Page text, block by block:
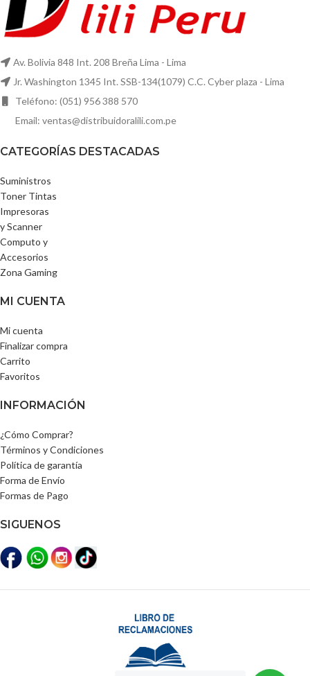
Av. Bolivia 848 Int. 208 Breña Lima - Lima
Jr. Washington 1345 Int. SSB-134(1079) C.C. Cyber plaza - Lima
Teléfono: (051) 956 388 570
Email: ventas@distribuidoralili.com.pe
CATEGORÍAS DESTACADAS
Suministros
Toner Tintas
Impresoras
y Scanner
Computo y
Accesorios
Zona Gaming
MI CUENTA
Mi cuenta
Finalizar compra
Carrito
Favoritos
INFORMACIÓN
¿Cómo Comprar?
Términos y Condiciones
Política de garantía
Forma de Envío
Formas de Pago
SIGUENOS